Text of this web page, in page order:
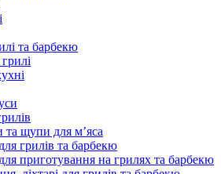
та барбекю
та щупи для м’яса
грилів та барбекю
приготування на грилях та барбекю